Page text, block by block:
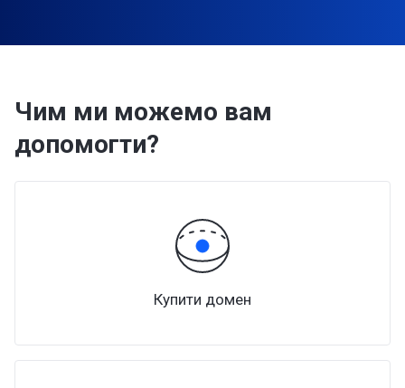
Чим ми можемо вам
допомогти?
Купити домен